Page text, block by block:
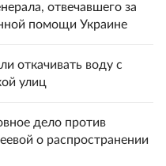
отвечавшего за
помощи Украине
откачивать воду с
улиц
дело против
о распространении